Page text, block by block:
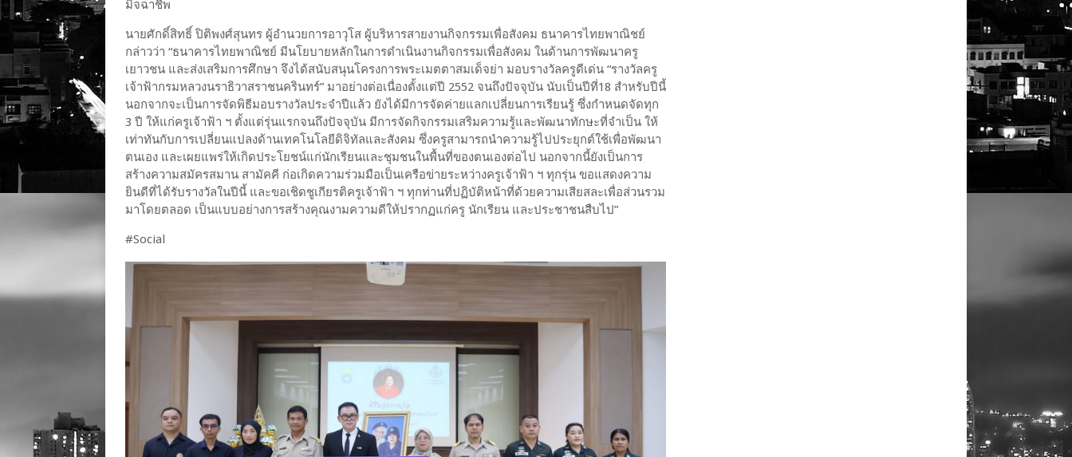
มิจฉาชีพ
นายศักดิ์สิทธิ์ ปิติพงศ์สุนทร ผู้อำนวยการอาวุโส ผู้บริหารสายงานกิจกรรมเพื่อสังคม ธนาคารไทยพาณิชย์
กล่าวว่า “ธนาคารไทยพาณิชย์ มีนโยบายหลักในการดำเนินงานกิจกรรมเพื่อสังคม ในด้านการพัฒนาครู
เยาวชน และส่งเสริมการศึกษา จึงได้สนับสนุนโครงการพระเมตตาสมเด็จย่า มอบรางวัลครูดีเด่น “รางวัลครู
เจ้าฟ้ากรมหลวงนราธิวาสราชนครินทร์” มาอย่างต่อเนื่องตั้งแต่ปี 2552 จนถึงปัจจุบัน นับเป็นปีที่18 สำหรับปีนี้
นอกจากจะเป็นการจัดพิธีมอบรางวัลประจำปีแล้ว ยังได้มีการจัดค่ายแลกเปลี่ยนการเรียนรู้ ซึ่งกำหนดจัดทุก
3 ปี ให้แก่ครูเจ้าฟ้า ฯ ตั้งแต่รุ่นแรกจนถึงปัจจุบัน มีการจัดกิจกรรมเสริมความรู้และพัฒนาทักษะที่จำเป็น ให้
เท่าทันกับการเปลี่ยนแปลงด้านเทคโนโลยีดิจิทัลและสังคม ซึ่งครูสามารถนำความรู้ไปประยุกต์ใช้เพื่อพัฒนา
ตนเอง และเผยแพร่ให้เกิดประโยชน์แก่นักเรียนและชุมชนในพื้นที่ของตนเองต่อไป นอกจากนี้ยังเป็นการ
สร้างความสมัครสมาน สามัคคี ก่อเกิดความร่วมมือเป็นเครือข่ายระหว่างครูเจ้าฟ้า ฯ ทุกรุ่น ขอแสดงความ
ยินดีที่ได้รับรางวัลในปีนี้ และขอเชิดชูเกียรติครูเจ้าฟ้า ฯ ทุกท่านที่ปฏิบัติหน้าที่ด้วยความเสียสละเพื่อส่วนรวม
มาโดยตลอด เป็นแบบอย่างการสร้างคุณงามความดีให้ปรากฏแก่ครู นักเรียน และประชาชนสืบไป”
#Social